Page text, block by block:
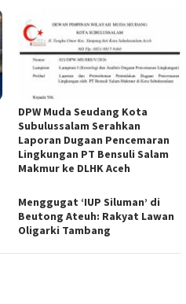
DPW Muda Seudang Kota
Subulussalam Serahkan
Laporan Dugaan Pencemaran
Lingkungan PT Bensuli Salam
Makmur ke DLHK Aceh
Menggugat ‘IUP Siluman’ di
Beutong Ateuh: Rakyat Lawan
Oligarki Tambang